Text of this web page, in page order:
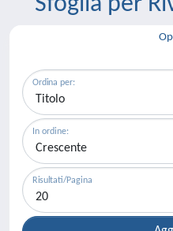
Ordina per:
In ordine:
Risultati/Pagina